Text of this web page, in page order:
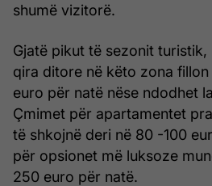
shumë vizitorë.
Gjatë pikut të sezonit
qira ditore në këto zona
euro për natë nëse ndodhet
Çmimet për apartamentet
të shkojnë deri në 80 -100
për opsionet më luksoze
250 euro për natë.